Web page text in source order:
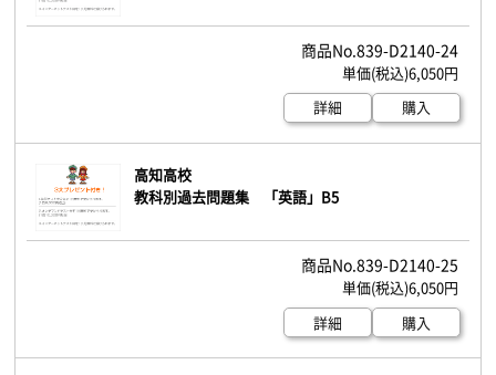
839-D2140-24
6,050円
詳細
購入
高知高校
教科別過去問題集 「英語」B5
839-D2140-25
6,050円
詳細
購入